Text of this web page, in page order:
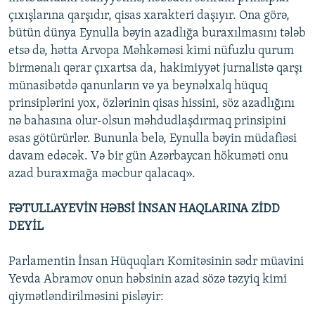
çıxışlarına qarşıdır, qisas xarakteri daşıyır. Ona görə,
bütün dünya Eynulla bəyin azadlığa buraxılmasını tələb
etsə də, hətta Arvopa Məhkəməsi kimi nüfuzlu qurum
birmənalı qərar çıxartsa da, hakimiyyət jurnalistə qarşı
münasibətdə qanunların və ya beynəlxalq hüquq
prinsiplərini yox, özlərinin qisas hissini, söz azadlığını
nə bahasına olur-olsun məhdudlaşdırmaq prinsipini
əsas götürürlər. Bununla belə, Eynulla bəyin müdafiəsi
davam edəcək. Və bir gün Azərbaycan hökuməti onu
azad buraxmağa məcbur qalacaq».
FƏTULLAYEVİN HƏBSİ İNSAN HAQLARINA ZİDD
DEYİL
Parlamentin İnsan Hüquqları Komitəsinin sədr müavini
Yevda Abramov onun həbsinin azad sözə təzyiq kimi
qiymətləndirilməsini pisləyir: